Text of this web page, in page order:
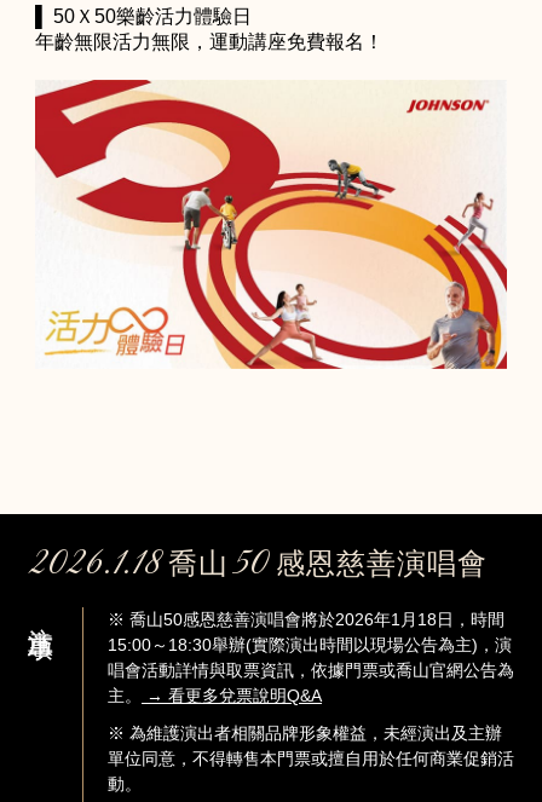
▌ 50Ｘ50樂齡活力體驗日
年齡無限活力無限，運動講座免費報名！
2026.1.18喬山 50 感恩慈善演唱會
※ 喬山50感恩慈善演唱會將於2026年1月18日，時間
15:00～18:30舉辦(實際演出時間以現場公告為主)，演
唱會活動詳情與取票資訊，依據門票或喬山官網公告為
主。
→ 看更多兌票說明Q&A
※ 為維護演出者相關品牌形象權益，未經演出及主辦
單位同意，不得轉售本門票或擅自用於任何商業促銷活
動。